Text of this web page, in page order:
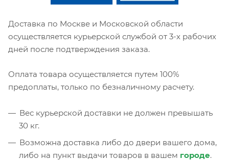
Доставка по Москве и Московской области
осуществляется курьерской службой от 3-х рабочих
дней после подтверждения заказа.
Оплата товара осуществляется путем 100%
предоплаты, только по безналичному расчету.
Вес курьерской доставки не должен превышать
30 кг.
Возможна доставка либо до двери вашего дома,
либо на пункт выдачи товаров в вашем городе.